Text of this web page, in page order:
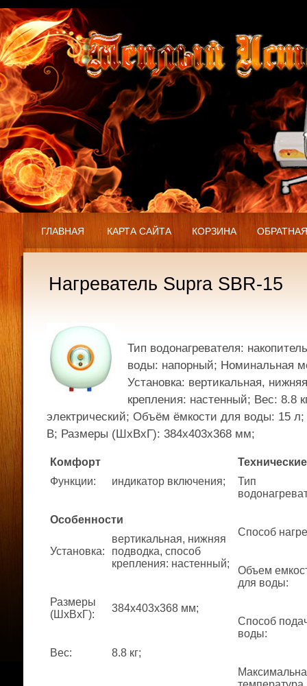
ГЛАВНАЯ КАРТА САЙТА КОРЗИНА
Нагреватель Supra SBR-15
Тип водонагревателя:
воды: напорный; Номинальная
Установка: вертикальная,
крепления: настенный; Вес: 8.8
электрический; Объём ёмкости для воды: 15
В; Размеры (ШхВхГ): 384x403x368 мм;
Комфорт
Функции: индикатор включения;
Особенности
Установка:
вертикальная, нижняя
подводка, способ
крепления: настенный;
Размеры
(ШхВхГ):
384x403x368 мм;
Вес: 8.8 кг;
Тип
Способ
Объем
для воды:
Способ
воды: